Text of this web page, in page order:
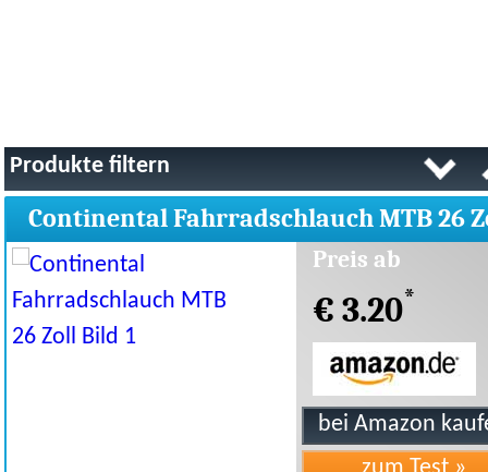
Produkte filtern
Continental Fahrradschlauch MTB 26
Preis ab
€ 3.20*